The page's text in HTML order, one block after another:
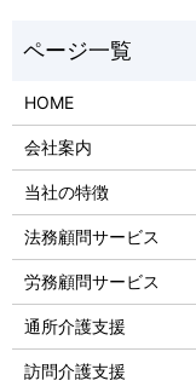
HOME
会社案内
当社の特徴
法務顧問サービス
労務顧問サービス
通所介護支援
訪問介護支援